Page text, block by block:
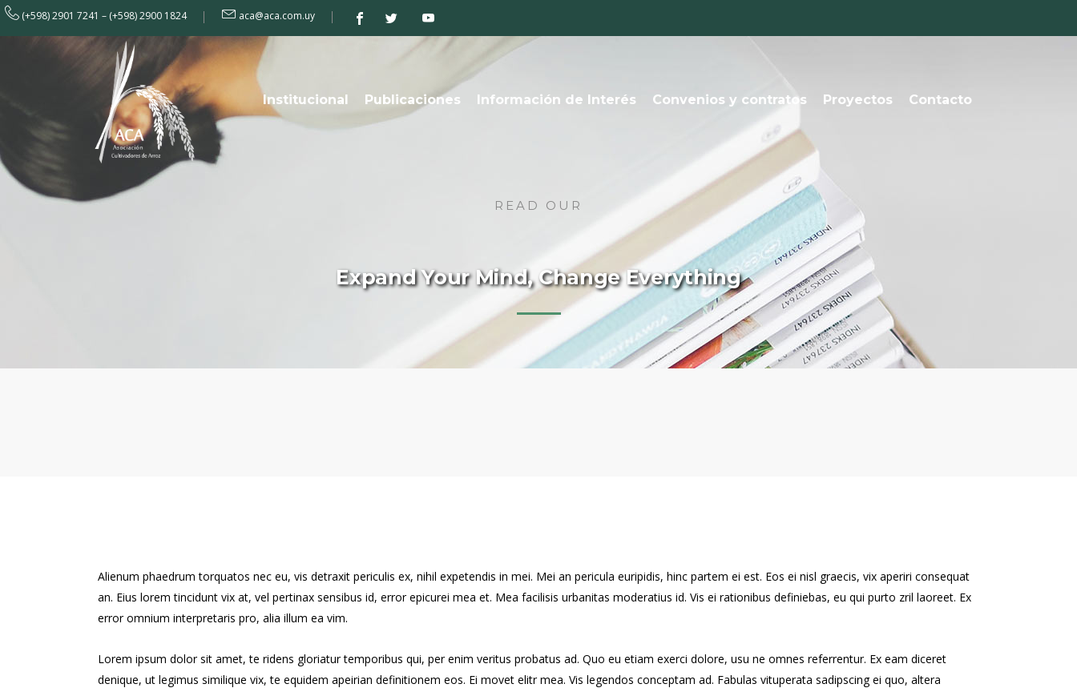
(+598) 2901 7241 – (+598) 2900 1824 aca@aca.com.uy
Institucional Publicaciones Información de Interés Convenios y contratos Proyectos Contacto
READ OUR
Expand Your Mind, Change Everything
Alienum phaedrum torquatos nec eu, vis detraxit periculis ex, nihil expetendis in mei. Mei an pericula euripidis, hinc partem ei est. Eos ei nisl graecis, vix aperiri consequat
an. Eius lorem tincidunt vix at, vel pertinax sensibus id, error epicurei mea et. Mea facilisis urbanitas moderatius id. Vis ei rationibus definiebas, eu qui purto zril laoreet. Ex
error omnium interpretaris pro, alia illum ea vim.
Lorem ipsum dolor sit amet, te ridens gloriatur temporibus qui, per enim veritus probatus ad. Quo eu etiam exerci dolore, usu ne omnes referrentur. Ex eam diceret
denique, ut legimus similique vix, te equidem apeirian definitionem eos. Ei movet elitr mea. Vis legendos conceptam ad. Fabulas vituperata sadipscing ei quo, altera